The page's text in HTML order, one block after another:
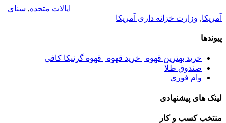
ایالات متحده, سنای
آمریکا, وزارت خزانه داری آمریکا
پیوندها
خرید بهترین قهوه | خرید قهوه | قهوه گرنیکا کافی
صندوق طلا
وام فوری
لینک های پیشنهادی
منتخب کسب و کار